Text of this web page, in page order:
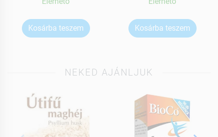
Kosárba teszem Kosárba teszem
NEKED AJÁNLJUK